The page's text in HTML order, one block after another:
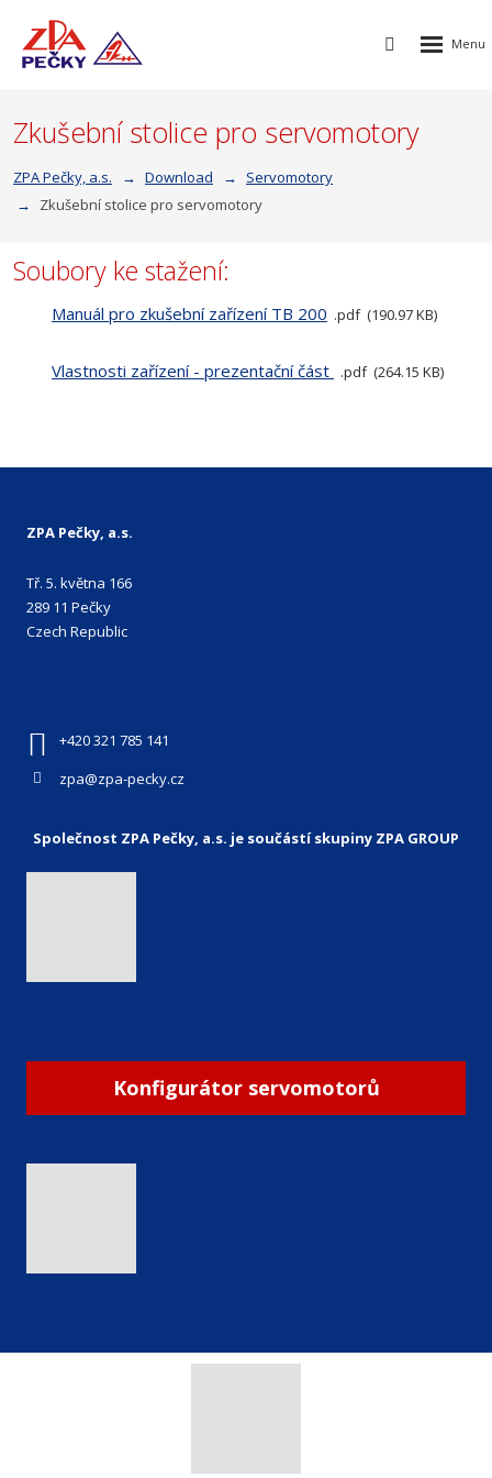
Vyhledávání
Rozbalení
Zkušební stolice pro servomotory
ZPA Pečky, a.s. Download
Servomotory
Zkušební stolice pro servomotory
Soubory ke stažení:
Manuál pro zkušební zařízení TB 200 pdf 190.97 KB
Vlastnosti zařízení - prezentační část pdf 264.15 KB
ZPA Pečky, a.s.
Tř. 5. května 166
289 11 Pečky
Czech Republic
+420 321 785 141
zpa@zpa-pecky.cz
Společnost ZPA Pečky, a.s. je součástí skupiny ZPA GROUP
Konfigurátor servomotorů